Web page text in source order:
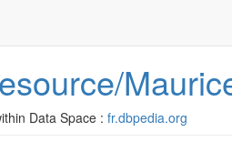
Data Space : fr.dbpedia.org